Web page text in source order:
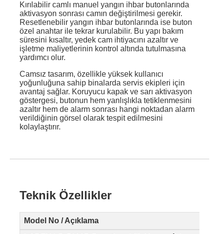
Kırılabilir camlı manuel yangın ihbar butonlarında
aktivasyon sonrası camın değiştirilmesi gerekir.
Resetlenebilir yangın ihbar butonlarında ise buton
özel anahtar ile tekrar kurulabilir. Bu yapı bakım
süresini kısaltır, yedek cam ihtiyacını azaltır ve
işletme maliyetlerinin kontrol altında tutulmasına
yardımcı olur.
Camsız tasarım, özellikle yüksek kullanıcı
yoğunluğuna sahip binalarda servis ekipleri için
avantaj sağlar. Koruyucu kapak ve sarı aktivasyon
göstergesi, butonun hem yanlışlıkla tetiklenmesini
azaltır hem de alarm sonrası hangi noktadan alarm
verildiğinin görsel olarak tespit edilmesini
kolaylaştırır.
Teknik Özellikler
Model No / Açıklama